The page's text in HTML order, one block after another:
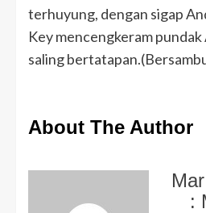
terhuyung, dengan sigap
Key mencengkeram
saling
About The Author
: